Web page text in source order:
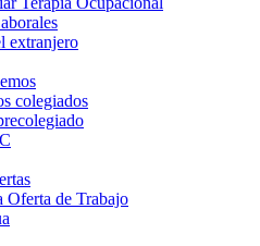
extranjero
colegiados
Oferta de Trabajo